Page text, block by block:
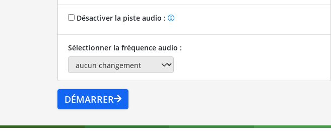
Désactiver la piste audio :
Sélectionner la fréquence audio :
DÉMARRER